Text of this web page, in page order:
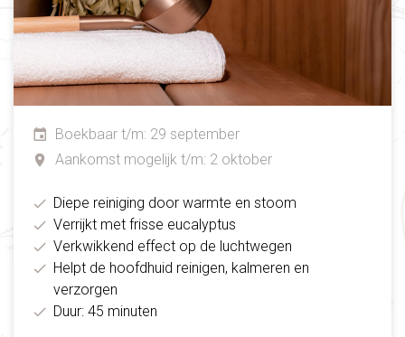
Boekbaar t/m: 29 september
Aankomst mogelijk t/m: 2 oktober
Diepe reiniging door warmte en stoom
Verrijkt met frisse eucalyptus
Verkwikkend effect op de luchtwegen
Helpt de hoofdhuid reinigen, kalmeren en
verzorgen
Duur: 45 minuten